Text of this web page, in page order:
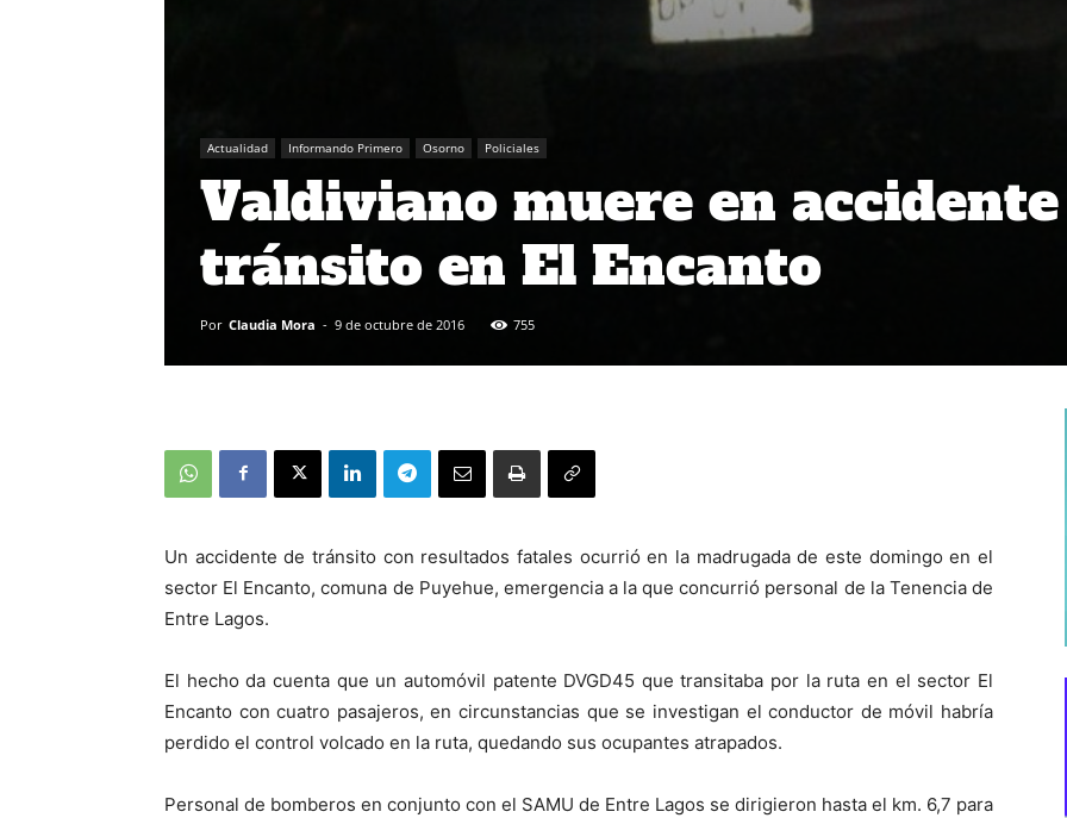
Actualidad Informando Primero Osorno Policiales
Valdiviano muere en
tránsito en El Encanto
Por Claudia Mora - 9 de octubre de 2016 755
Un accidente de tránsito con resultados fatales ocurrió en la madrugada de este domingo en el
sector El Encanto, comuna de Puyehue, emergencia a la que concurrió personal de la Tenencia de
Entre Lagos.
El hecho da cuenta que un automóvil patente DVGD45 que transitaba por la ruta en el sector El
Encanto con cuatro pasajeros, en circunstancias que se investigan el conductor de móvil habría
perdido el control volcado en la ruta, quedando sus ocupantes atrapados.
Personal de bomberos en conjunto con el SAMU de Entre Lagos se dirigieron hasta el km. 6,7 para